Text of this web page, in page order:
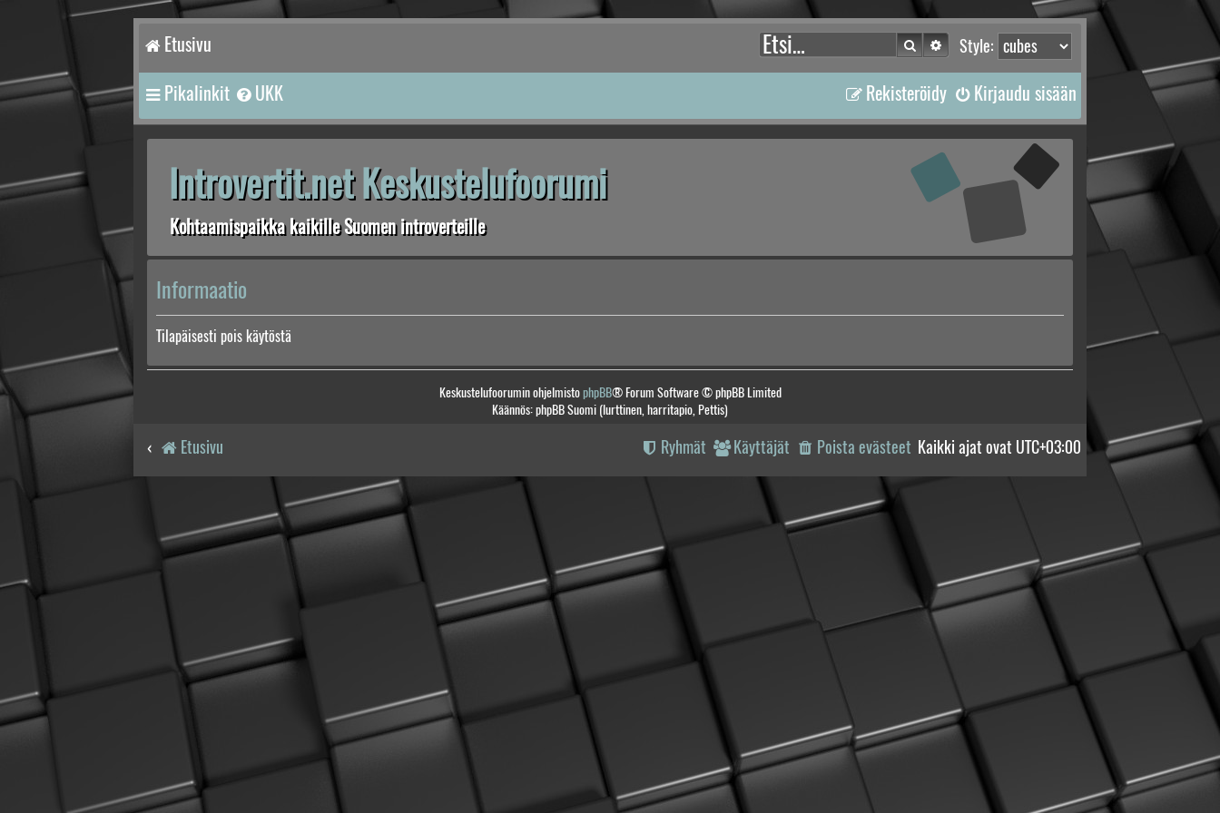
Etusivu Style:
Etsi Tarkennettu haku
Pikalinkit UKK Kirjaudu sisään
Rekisteröidy
Introvertit.net Keskustelufoorumi
Kohtaamispaikka kaikille Suomen introverteille
Informaatio
Tilapäisesti pois käytöstä
Keskustelufoorumin ohjelmistophpBB® Forum Software © phpBB Limited
Käännös: phpBB Suomi (lurttinen, harritapio, Pettis)
Etusivu Kaikki ajat ovat UTC+03:00
Poista evästeet
Käyttäjät
Ryhmät